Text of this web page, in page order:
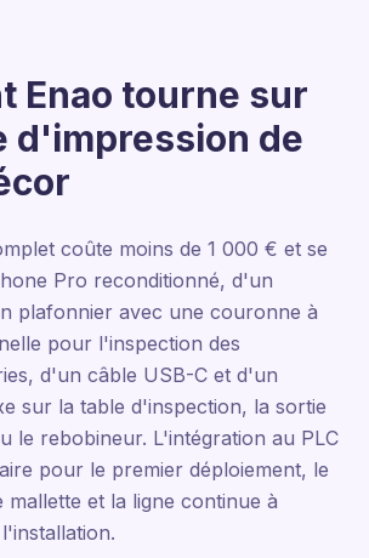
Enao tourne sur
d'impression de
coûte moins de 1 000 € et se
Pro reconditionné, d'un
plafonnier avec une couronne à
pour l'inspection des
d'un câble USB-C et d'un
sur la table d'inspection, la sortie
le rebobineur. L'intégration au PLC
pour le premier déploiement, le
mallette et la ligne continue à